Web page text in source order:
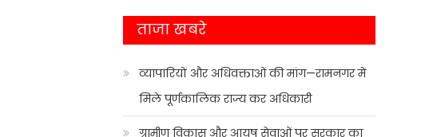
ताजा खबरे
व्यापारियों और अधिवक्ताओं की मांग—रामनगर में
मिले पूर्णकालिक राज्य कर अधिकारी
ग्रामीण विकास और आयुष सेवाओं पर सरकार का